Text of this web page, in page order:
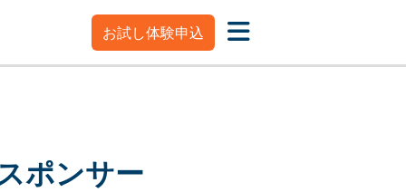
お試し体験申込
ポンサー